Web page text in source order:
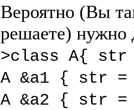
Вероятно (Вы
>class A{
A &a1 { str
A &a2 { str